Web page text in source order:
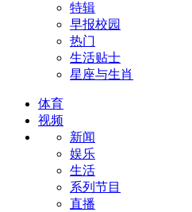
特辑
早报校园
热门
生活贴士
星座与生肖
体育
视频
新闻
娱乐
生活
系列节目
直播